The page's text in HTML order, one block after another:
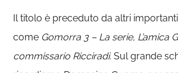
Il titolo è preceduto da altri
come Gomorra 3 – La serie, L’amica
commissario Ricciradi.Sul grande